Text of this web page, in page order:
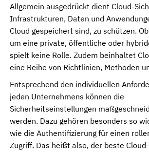
Allgemein ausgedrückt dient Cloud-
Infrastrukturen, Daten und
Cloud gespeichert sind, zu schützen.
um eine private, öffentliche oder
spielt keine Rolle. Zudem beinhaltet
eine Reihe von Richtlinien, Methoden
Entsprechend den individuellen
jeden Unternehmens können die
Sicherheitseinstellungen
werden. Dazu gehören besonders so
wie die Authentifizierung für einen
Zugriff. Das heißt also, der beste